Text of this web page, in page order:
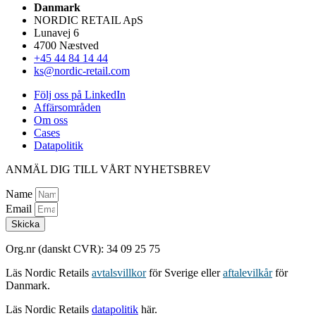
Danmark
NORDIC RETAIL ApS
Lunavej 6
4700 Næstved
+45 44 84 14 44
ks@nordic-retail.com
Följ oss på LinkedIn
Affärsområden
Om oss
Cases
Datapolitik
ANMÄL DIG TILL VÅRT NYHETSBREV
Name
Email
Skicka
Org.nr (danskt CVR): 34 09 25 75
Läs Nordic Retails avtalsvillkor för Sverige elleraftalevilkår för
Danmark.
Läs Nordic Retails datapolitik här.